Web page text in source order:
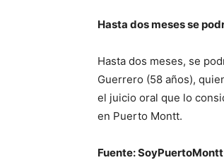
Hasta dos meses se
Hasta dos meses, se
Guerrero (58 años),
el juicio oral que lo
en Puerto Montt.
Fuente: SoyPuertoMontt